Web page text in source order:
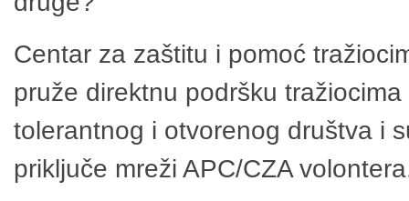
Centar za zaštitu i pomoć
pruže direktnu podršku
tolerantnog i otvorenog društva i
priključe mreži APC/CZA